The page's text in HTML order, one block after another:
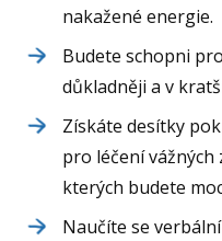
nakažené energie.
Budete schopni
důkladněji a v
Získáte desítky
pro léčení
kterých budete
Naučíte se